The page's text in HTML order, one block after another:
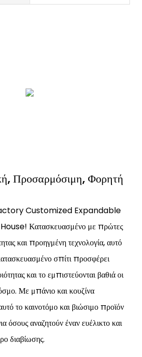
Προσαρμόσιμη, Φορητή
Customized Expandable
Κατασκευασμένο με πρώτες
και προηγμένη τεχνολογία, αυτό
σπίτι προσφέρει
και το εμπιστεύονται βαθιά οι
Με μπάνιο και κουζίνα
το καινοτόμο και βιώσιμο προϊόν
όσους αναζητούν έναν ευέλικτο και
διαβίωσης.